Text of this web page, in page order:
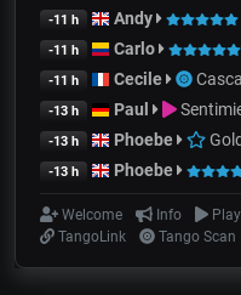
-11 h Andy
-11 h Carlo
-11 h Cecile
-13 h Paul
-13 h Phoebe
-13 h Phoebe
Welcome Info
TangoLink
Tango Scan